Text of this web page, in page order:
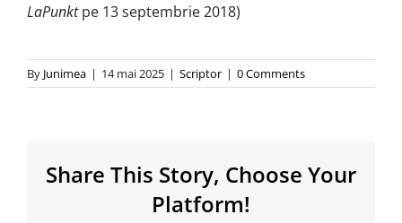
LaPunktpe 13 septembrie 2018)
By Junimea | 14 mai 2025 | Scriptor | 0 Comments
Share This Story, Choose Your
Platform!